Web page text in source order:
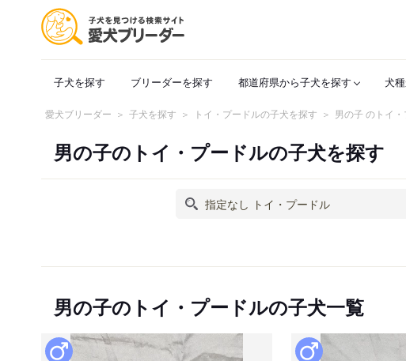
子犬を探す ブリーダーを探す 都道府県から子犬を探す 犬
愛犬ブリーダー 子犬を探す トイ・プードルの子犬を探す 男の子 のトイ
男の子のトイ・プードルの子犬を探す
男の子のトイ・プードルの子犬一覧